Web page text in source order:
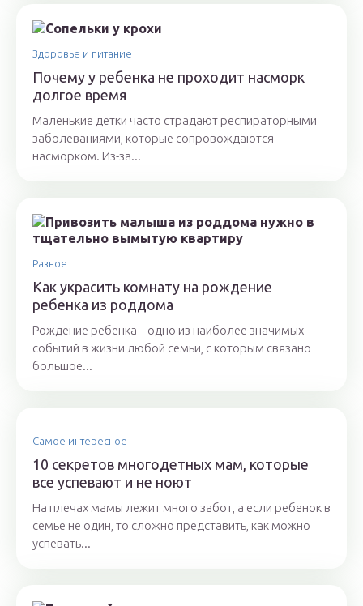
Здоровье и питание
Почему у ребенка не проходит насморк
долгое время
Маленькие детки часто страдают респираторными
заболеваниями, которые сопровождаются
насморком. Из-за...
Разное
Как украсить комнату на рождение
ребенка из роддома
Рождение ребенка – одно из наиболее значимых
событий в жизни любой семьи, с которым связано
большое...
Самое интересное
10 секретов многодетных мам, которые
все успевают и не ноют
На плечах мамы лежит много забот, а если ребенок в
семье не один, то сложно представить, как можно
успевать...